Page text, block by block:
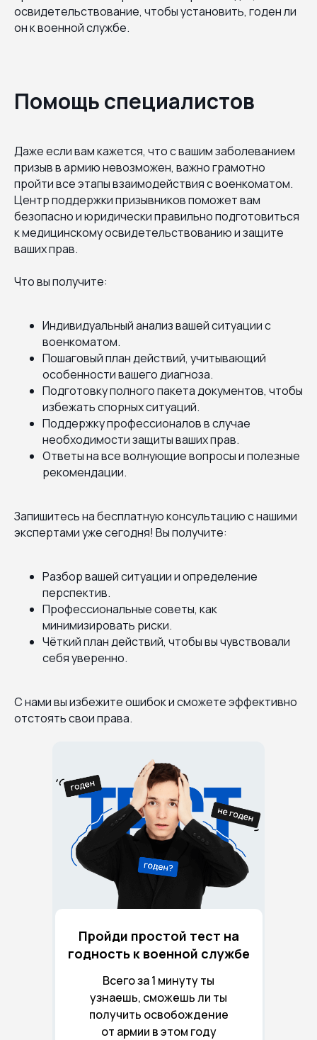
освидетельствование, чтобы установить, годен ли
он к военной службе.
Помощь специалистов
Даже если вам кажется, что с вашим заболеванием
призыв в армию невозможен, важно грамотно
пройти все этапы взаимодействия с военкоматом.
Центр поддержки призывников поможет вам
безопасно и юридически правильно подготовиться
к медицинскому освидетельствованию и защите
ваших прав.
Что вы получите:
Индивидуальный анализ вашей ситуации с
военкоматом.
Пошаговый план действий, учитывающий
особенности вашего диагноза.
Подготовку полного пакета документов, чтобы
избежать спорных ситуаций.
Поддержку профессионалов в случае
необходимости защиты ваших прав.
Ответы на все волнующие вопросы и полезные
рекомендации.
Запишитесь на бесплатную консультацию с нашими
экспертами уже сегодня! Вы получите:
Разбор вашей ситуации и определение
перспектив.
Профессиональные советы, как
минимизировать риски.
Чёткий план действий, чтобы вы чувствовали
себя уверенно.
С нами вы избежите ошибок и сможете эффективно
отстоять свои права.
Всего за 1 минуту ты
узнаешь, сможешь ли ты
получить освобождение
от армии в этом году
Пройди простой тест на
годность к военной службе